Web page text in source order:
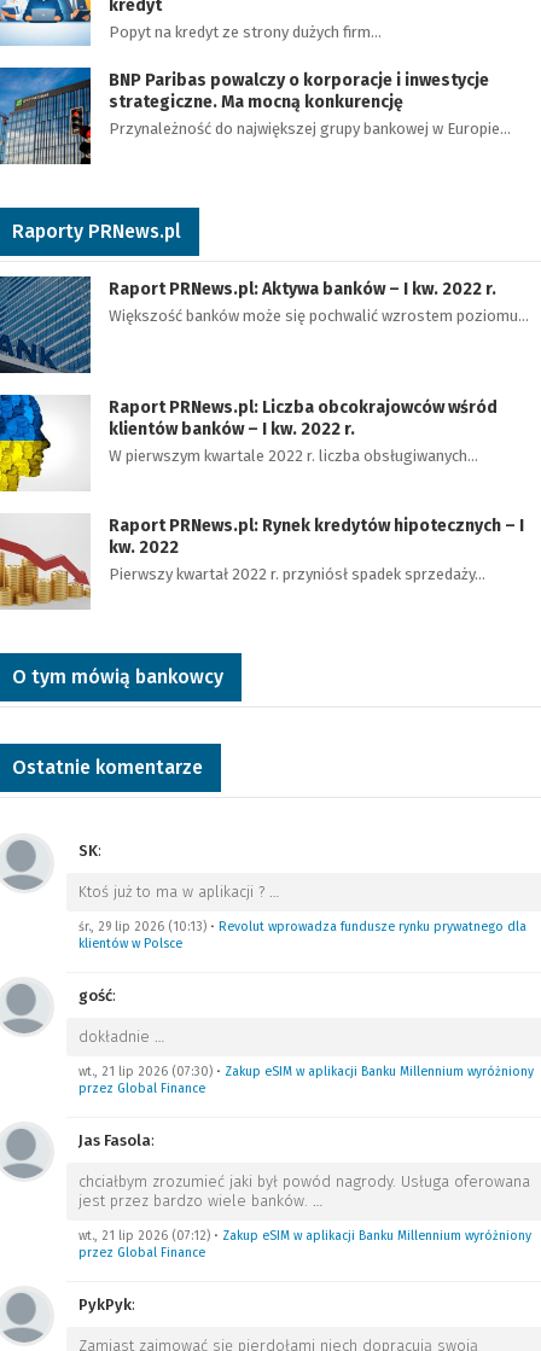
kredyt
Popyt na kredyt ze strony dużych firm…
BNP Paribas powalczy o korporacje i inwestycje
strategiczne. Ma mocną konkurencję
Przynależność do największej grupy bankowej w Europie…
Raporty PRNews.pl
Raport PRNews.pl: Aktywa banków – I kw. 2022 r.
Większość banków może się pochwalić wzrostem poziomu…
Raport PRNews.pl: Liczba obcokrajowców wśród
klientów banków – I kw. 2022 r.
W pierwszym kwartale 2022 r. liczba obsługiwanych…
Raport PRNews.pl: Rynek kredytów hipotecznych – I
kw. 2022
Pierwszy kwartał 2022 r. przyniósł spadek sprzedaży…
O tym mówią bankowcy
Ostatnie komentarze
SK:
Ktoś już to ma w aplikacji ? …
śr., 29 lip 2026 (10:13) • Revolut wprowadza fundusze rynku prywatnego dla
klientów w Polsce
gość:
dokładnie …
wt., 21 lip 2026 (07:30) • Zakup eSIM w aplikacji Banku Millennium wyróżniony
przez Global Finance
Jas Fasola:
chciałbym zrozumieć jaki był powód nagrody. Usługa oferowana
jest przez bardzo wiele banków. …
wt., 21 lip 2026 (07:12) • Zakup eSIM w aplikacji Banku Millennium wyróżniony
przez Global Finance
PykPyk:
Zamiast zajmować się pierdołami niech dopracują swoją